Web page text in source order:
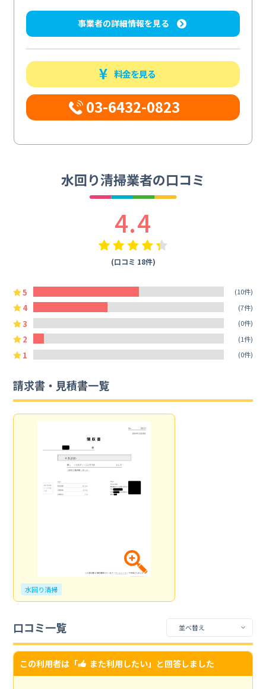
事業者の詳細情報を見る
料金を見る
03-6432-0823
水回り清掃業者の口コミ
4.4
(口コミ 18件)
5 (10件)
4 (7件)
3 (0件)
2 (1件)
1 (0件)
請求書・見積書一覧
水回り清掃
口コミ一覧
この利用者は「 また利用したい」と回答しました